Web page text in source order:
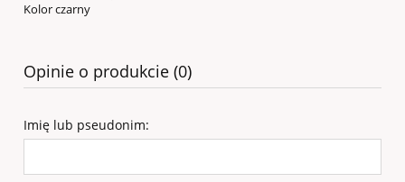
Kolor czarny
Opinie o produkcie (0)
Imię lub pseudonim: